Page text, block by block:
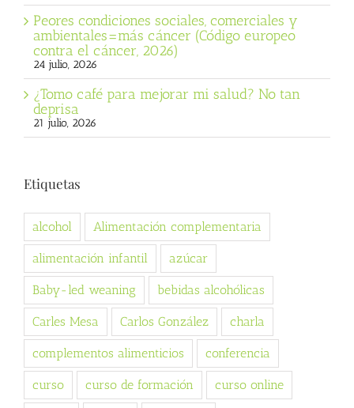
Peores condiciones sociales, comerciales y
ambientales=más cáncer (Código europeo
contra el cáncer, 2026)
24 julio, 2026
¿Tomo café para mejorar mi salud? No tan
deprisa
21 julio, 2026
Etiquetas
alcohol Alimentación complementaria
alimentación infantil azúcar
Baby-led weaning bebidas alcohólicas
Carles Mesa Carlos González charla
complementos alimenticios conferencia
curso curso de formación curso online